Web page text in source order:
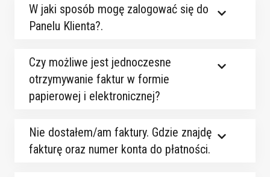
W jaki sposób mogę zalogować się do
Panelu Klienta?.
Czy możliwe jest jednoczesne
otrzymywanie faktur w formie
papierowej i elektronicznej?
Nie dostałem/am faktury. Gdzie znajdę
fakturę oraz numer konta do płatności.